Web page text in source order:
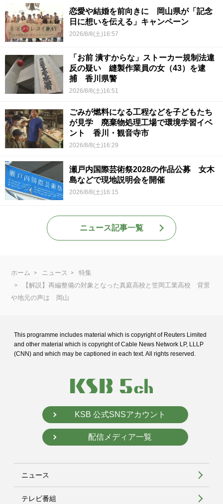
恋愛や結婚を前向きに 岡山県が「記念
日に想いを伝える」キャンペーン
2026/8/8(土)16:57
「お前 潰すからな」ストーカー規制法違
反の疑い 縫製作業員の女（43）を逮
捕 香川県警
2026/8/8(土)16:51
ごみが燃料になる工程などを子どもたち
が見学 廃棄物処理工場で環境学習イベ
ント 香川・観音寺市
2026/8/8(土)16:29
瀬戸内国際芸術祭2028の作品公募 女木
島などで現地説明会を開催
2026/8/8(土)16:15
ニュース記事一覧
ホーム ニュース
特集
【解説】再編整備の対象となった真庭高校と笠岡工業高校 背景
や地元の声は 岡山
This programme includes material which is copyright of Reuters Limited
and other material which is copyright of Cable News Network LP, LLLP
(CNN) and which may be captioned in each text. All rights reserved.
KSB 公式SNSアカウント
配信メディア一覧
ニュース
テレビ番組